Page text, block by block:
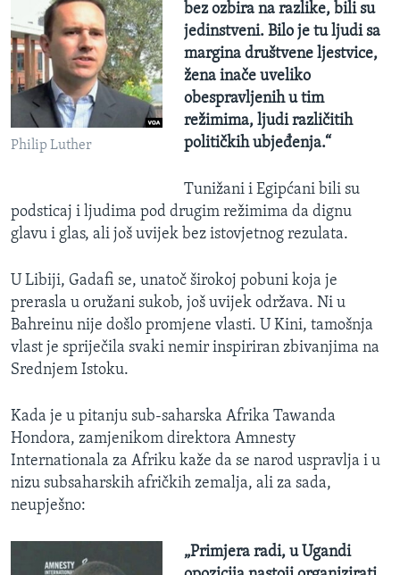
Philip Luther
bez ozbira na razlike, bili su
jedinstveni. Bilo je tu ljudi sa
margina društvene ljestvice,
žena inače uveliko
obespravljenih u tim
režimima, ljudi različitih
političkih ubjeđenja.“
Tunižani i Egipćani bili su
podsticaj i ljudima pod drugim režimima da dignu
glavu i glas, ali još uvijek bez istovjetnog rezulata.
U Libiji, Gadafi se, unatoč širokoj pobuni koja je
prerasla u oružani sukob, još uvijek održava. Ni u
Bahreinu nije došlo promjene vlasti. U Kini, tamošnja
vlast je spriječila svaki nemir inspiriran zbivanjima na
Srednjem Istoku.
Kada je u pitanju sub-saharska Afrika Tawanda
Hondora, zamjenikom direktora Amnesty
Internationala za Afriku kaže da se narod uspravlja i u
nizu subsaharskih afričkih zemalja, ali za sada,
neupješno:
„Primjera radi, u Ugandi